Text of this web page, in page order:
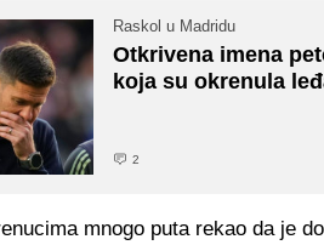
Raskol u Madridu
Otkrivena imena
koja su okrenula
2
mnogo puta rekao da je